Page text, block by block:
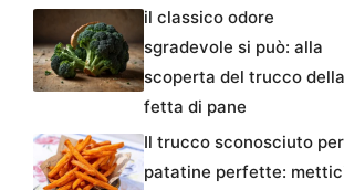
il classico odore
sgradevole si può: alla
scoperta del trucco della
fetta di pane
Il trucco sconosciuto per
patatine perfette: